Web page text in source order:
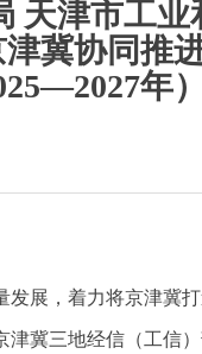
天津市工
冀协同推
年
发展，着力将京津冀
津冀三地经信（工信